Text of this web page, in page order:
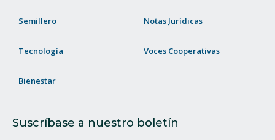
Semillero
Tecnología
Bienestar
Notas Jurídicas
Voces Cooperativas
Suscríbase a nuestro boletín